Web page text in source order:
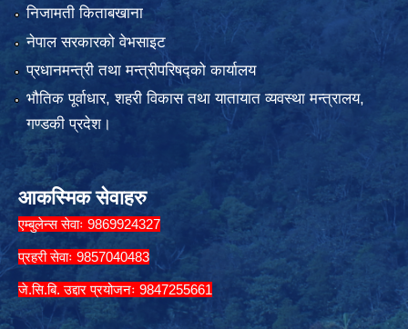
निजामती किताबखाना
नेपाल सरकारको वेभसाइट
प्रधानमन्त्री तथा मन्त्रीपरिषद्को कार्यालय
भौतिक पूर्वाधार, शहरी विकास तथा यातायात व्यवस्था मन्त्रालय,
गण्डकी प्रदेश।
आकस्मिक सेवाहरु
एम्बुलेन्स सेवाः 9869924327
प्रहरी सेवाः 9857040483
जे.सि.बि. उद्दार प्रयोजनः 9847255661